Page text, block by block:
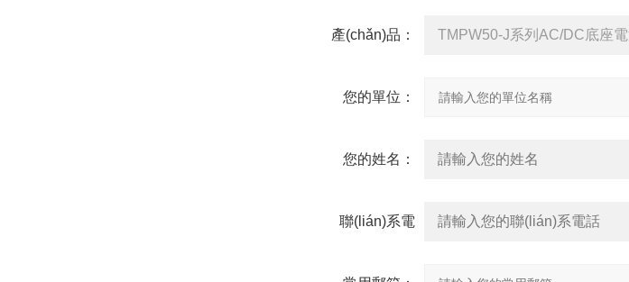
產(chǎn)品：
您的單位：
您的姓名：
聯(lián)系電